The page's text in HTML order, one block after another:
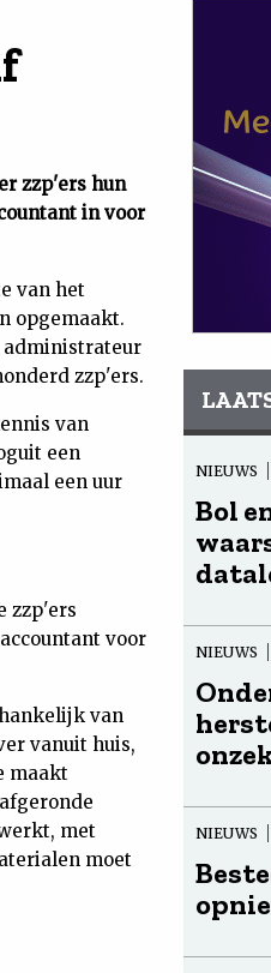
zzp'ers hun
in voor
van het
opgemaakt.
administrateur
zzp'ers.
van
een
een uur
zzp'ers
voor
van
vanuit huis,
maakt
met
moet
NIEUWS
Bol
NIEUWS
NIEUWS